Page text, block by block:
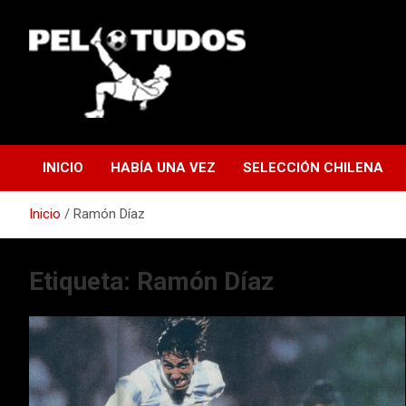
contenido
INICIO HABÍA UNA VEZ SELECCIÓN CHILENA
Inicio Ramón Díaz
Etiqueta: Ramón Díaz